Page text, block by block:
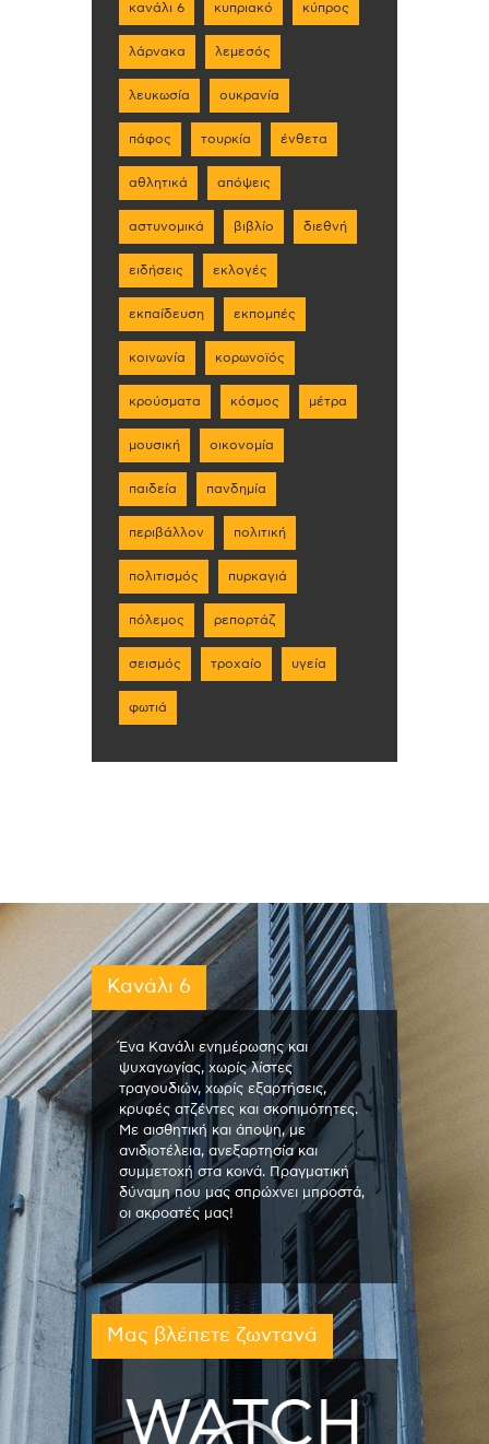
κανάλι 6 κυπριακό κύπρος
λάρνακα λεμεσός
λευκωσία ουκρανία
πάφος τουρκία ένθετα
αθλητικά απόψεις
αστυνομικά βιβλίο διεθνή
ειδήσεις εκλογές
εκπαίδευση εκπομπές
κοινωνία κορωνοϊός
κρούσματα κόσμος μέτρα
μουσική οικονομία
παιδεία πανδημία
περιβάλλον πολιτική
πολιτισμός πυρκαγιά
πόλεμος ρεπορτάζ
σεισμός τροχαίο υγεία
φωτιά
Κανάλι 6
Ένα Κανάλι ενημέρωσης και
ψυχαγωγίας, χωρίς λίστες
τραγουδιών, χωρίς εξαρτήσεις,
κρυφές ατζέντες και σκοπιμότητες.
Με αισθητική και άποψη, με
ανιδιοτέλεια, ανεξαρτησία και
συμμετοχή στα κοινά. Πραγματική
δύναμη που μας σπρώχνει μπροστά,
οι ακροατές μας!
Μας βλέπετε ζωντανά